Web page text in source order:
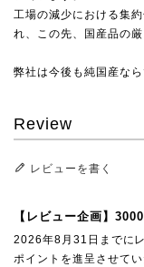
工場の減少における集
れ、この先、国産品の
弊社は今後も純国産な
Review
レビューを書く
【レビュー企画】
2026年8月31日までに
ポイントを進呈させてい